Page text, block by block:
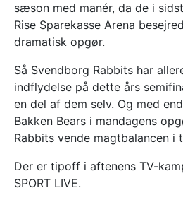
sæson med manér, da de i
Rise Sparekasse Arena
dramatisk opgør.
Så Svendborg Rabbits har
indflydelse på dette års
en del af dem selv. Og med
Bakken Bears i mandagens
Rabbits vende magtbalancen i
Der er tipoff i aftenens TV-
SPORT LIVE.